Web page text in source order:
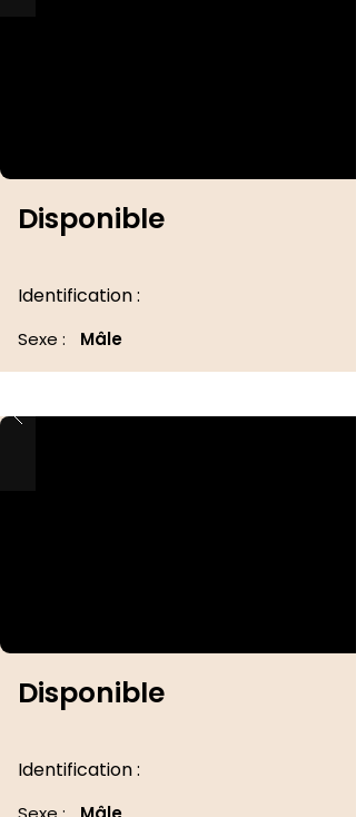
Disponible
Identification :
Sexe : Mâle
Disponible
Identification :